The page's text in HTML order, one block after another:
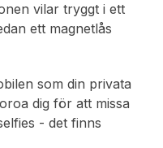
vilar tryggt i ett
ett magnetlås
som din privata
dig för att missa
- det finns